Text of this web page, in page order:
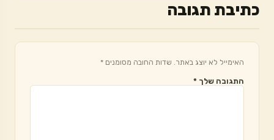
כתיבת תגובה
האימייל לא יוצג באתר. שדות החובה מסומנים *
התגובה שלך *